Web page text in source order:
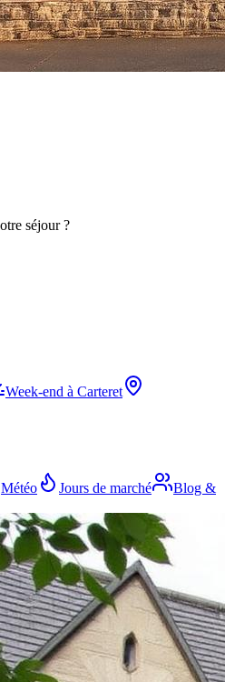
séjour ?
Week-end à Carteret
Météo Jours de marché
Blog &